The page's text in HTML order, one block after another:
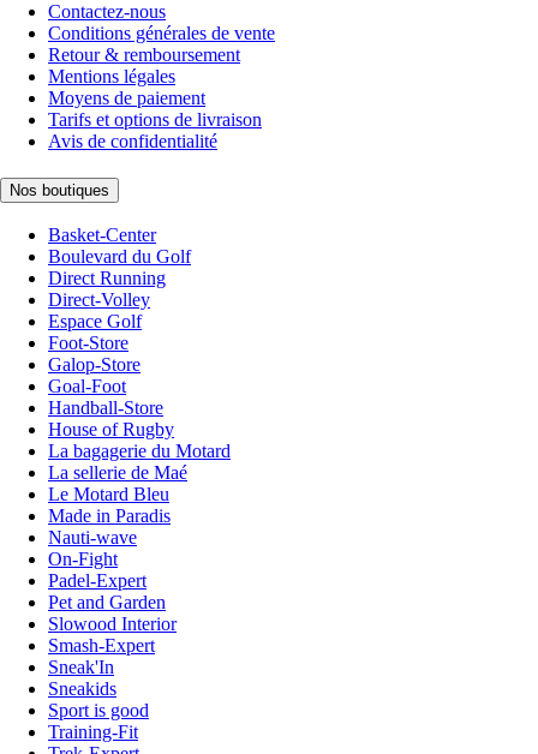
Contactez-nous
Conditions générales de vente
Retour & remboursement
Mentions légales
Moyens de paiement
Tarifs et options de livraison
Avis de confidentialité
Nos boutiques
Basket-Center
Boulevard du Golf
Direct Running
Direct-Volley
Espace Golf
Foot-Store
Galop-Store
Goal-Foot
Handball-Store
House of Rugby
La bagagerie du Motard
La sellerie de Maé
Le Motard Bleu
Made in Paradis
Nauti-wave
On-Fight
Padel-Expert
Pet and Garden
Slowood Interior
Smash-Expert
Sneak'In
Sneakids
Sport is good
Training-Fit